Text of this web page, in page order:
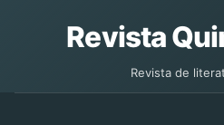
Revista
Revista de